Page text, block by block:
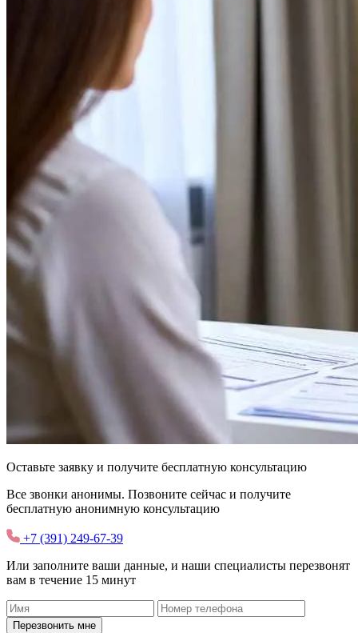
Оставьте заявку и получите бесплатную консультацию
Все звонки анонимы. Позвоните сейчас и получите
бесплатную анонимную консультацию
+7 (391) 249-67-39
Или заполните ваши данные, и наши специалисты перезвонят
вам в течение 15 минут
Перезвонить мне